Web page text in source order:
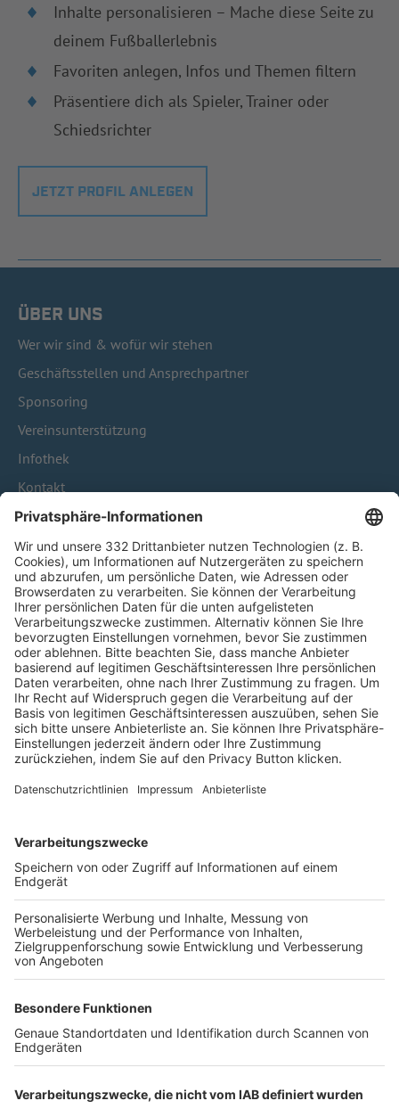
Inhalte personalisieren – Mache diese Seite zu
deinem Fußballerlebnis
Favoriten anlegen, Infos und Themen filtern
Präsentiere dich als Spieler, Trainer oder
Schiedsrichter
JETZT PROFIL ANLEGEN
ÜBER UNS
Wer wir sind & wofür wir stehen
Geschäftsstellen und Ansprechpartner
Sponsoring
Vereinsunterstützung
Infothek
Kontakt
HÄUFIG BESUCHTE SEITEN
Pässe und Vereinswechsel
Trainerausbildung
Schulungsangebot Vereinsmitarbeiter
BFV-Geschäftsstellen
Trainerbörse
Login SpielPlus
FOLGE DEM BFV
TOP-VEREINE
TOP-PARTNER